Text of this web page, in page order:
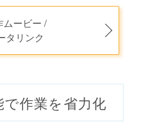
ムービー /
タリンク
で作業を省力化